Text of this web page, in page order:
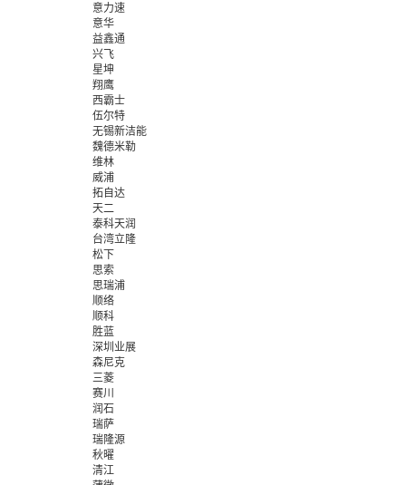
意力速
意华
益鑫通
兴飞
星坤
翔鹰
西霸士
伍尔特
无锡新洁能
魏德米勒
维林
威浦
拓自达
天二
泰科天润
台湾立隆
松下
思索
思瑞浦
顺络
顺科
胜蓝
深圳业展
森尼克
三菱
赛川
润石
瑞萨
瑞隆源
秋曜
清江